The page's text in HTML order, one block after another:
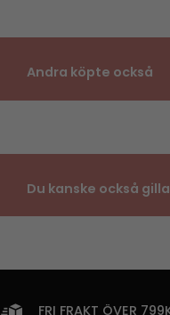
Andra köpte också
Du kanske också
FRI FRAKT ÖVER